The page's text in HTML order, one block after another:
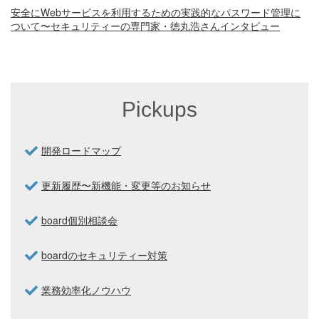
安全にWebサービスを利用するための実践的なパスワード管理に
ついて〜セキュリティーの専門家・徳丸浩さんインタビュー
Pickups
開発ロードマップ
更新履歴〜新機能・変更等のお知らせ
board個別相談会
boardのセキュリティー対策
業務効率化ノウハウ